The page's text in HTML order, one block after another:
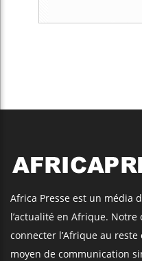
Africa Presse est un média
l’actualité en Afrique.
connecter l’Afrique au
moyen de communication